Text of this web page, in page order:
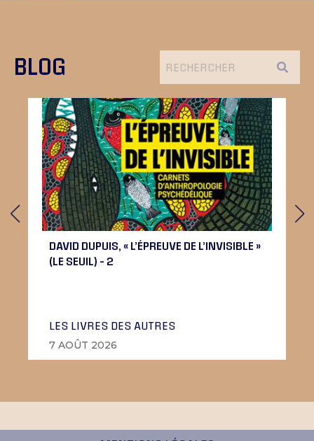
BLOG
DAVID DUPUIS, « L’ÉPREUVE DE L’INVISIBLE »
(LE SEUIL) – 2
LES LIVRES DES AUTRES
7 AOÛT 2026